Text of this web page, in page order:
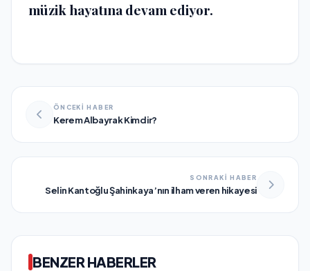
müzik hayatına devam ediyor.
ÖNCEKİ HABER
Kerem Albayrak Kimdir?
SONRAKİ HABER
Selin Kantoğlu Şahinkaya’nın ilham veren hikayesi
BENZER HABERLER